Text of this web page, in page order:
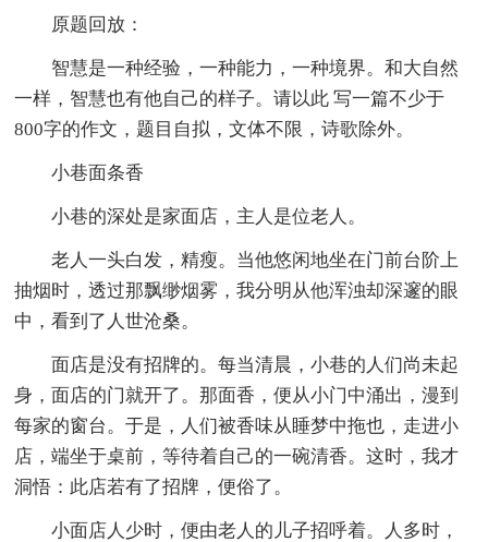
原题回放：
智慧是一种经验，一种能力，一种境界。和大自然
一样，智慧也有他自己的样子。请以此 写一篇不少于
800字的作文，题目自拟，文体不限，诗歌除外。
小巷面条香
小巷的深处是家面店，主人是位老人。
老人一头白发，精瘦。当他悠闲地坐在门前台阶上
抽烟时，透过那飘缈烟雾，我分明从他浑浊却深邃的眼
中，看到了人世沧桑。
面店是没有招牌的。每当清晨，小巷的人们尚未起
身，面店的门就开了。那面香，便从小门中涌出，漫到
每家的窗台。于是，人们被香味从睡梦中拖也，走进小
店，端坐于桌前，等待着自己的一碗清香。这时，我才
洞悟：此店若有了招牌，便俗了。
小面店人少时，便由老人的儿子招呼着。人多时，